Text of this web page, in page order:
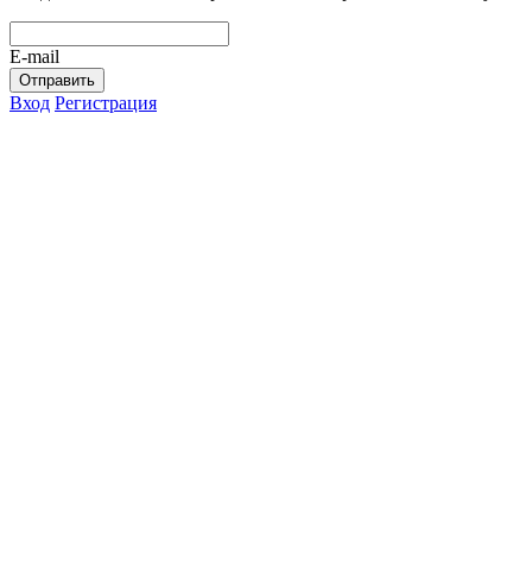
E-mail
Отправить
Вход Регистрация